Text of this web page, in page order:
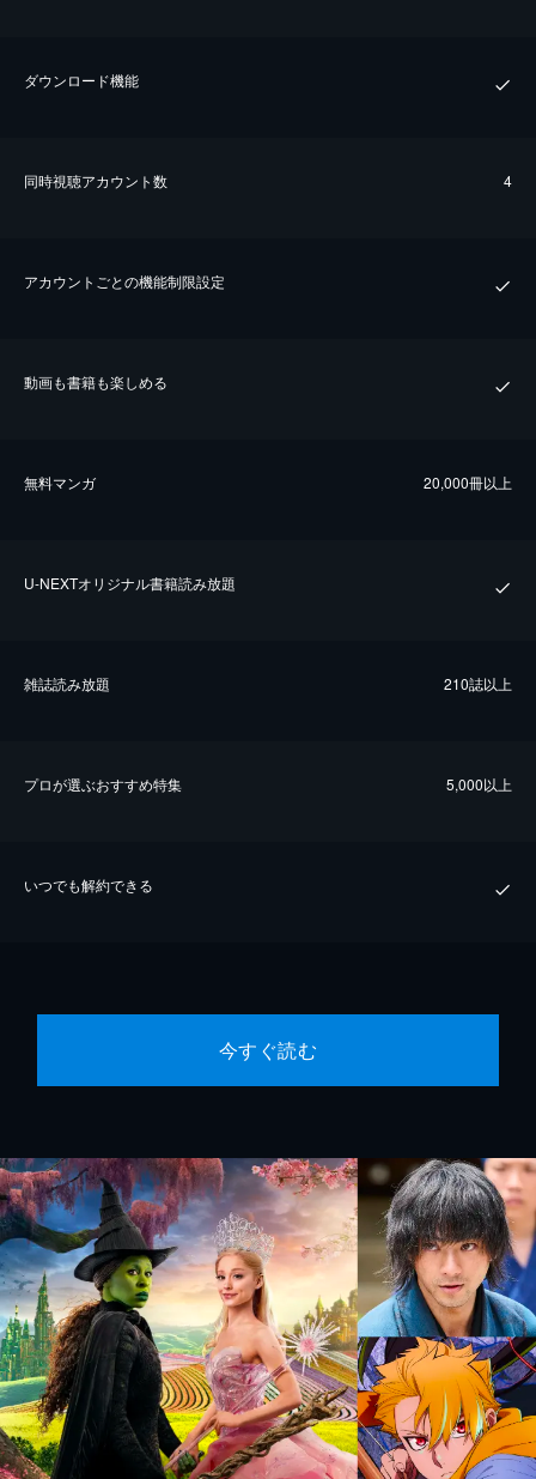
ダウンロード機能
同時視聴アカウント数 4
アカウントごとの機能制限設定
動画も書籍も楽しめる
無料マンガ 20,000冊以上
U-NEXTオリジナル書籍読み放題
雑誌読み放題 210誌以上
プロが選ぶおすすめ特集 5,000以上
いつでも解約できる
今すぐ読む